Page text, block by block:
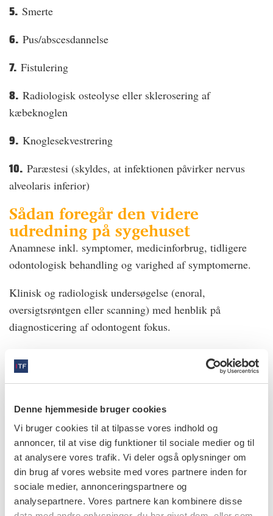
Denne hjemmeside bruger cookies
Vi bruger cookies til at tilpasse vores indhold og
annoncer, til at vise dig funktioner til sociale medier og til
at analysere vores trafik. Vi deler også oplysninger om
din brug af vores website med vores partnere inden for
sociale medier, annonceringspartnere og
analysepartnere. Vores partnere kan kombinere disse
5. Smerte
6. Pus/abscesdannelse
7. Fistulering
8. Radiologisk osteolyse eller sklerosering af
kæbeknoglen
9. Knoglesekvestrering
10. Paræstesi (skyldes, at infektionen påvirker nervus
alveolaris inferior)
Sådan foregår den videre
udredning på sygehuset
Anamnese inkl. symptomer, medicinforbrug, tidligere
odontologisk behandling og varighed af symptomerne.
Klinisk og radiologisk undersøgelse (enoral,
oversigtsrøntgen eller scanning) med henblik på
diagnosticering af odontogent fokus.
Parakliniske undersøgelser inkl. blodprøve (C­reaktivt
protein, blodsænkning, differentialtælling og
hæmoglobin).
Dyrkning og resistensbestemmelse af pus fra læsionen
eller knoglesekvestre, hvis disse forekommer.
Biopsi af kæbeknoglen med henblik på verificering af
diagnosen og udelukkelse af malignitetsuspicio.
Billeddiagnostik. Enorale røntgenoptagelser,